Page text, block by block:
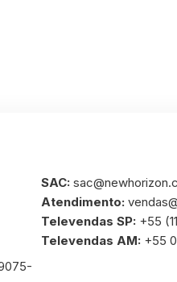
SAC:
Atendimento:
Televendas SP: +55
Televendas AM: +55